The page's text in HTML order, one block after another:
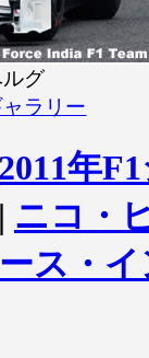
グ
ラリー
2011年
| ニコ・
ス・イ